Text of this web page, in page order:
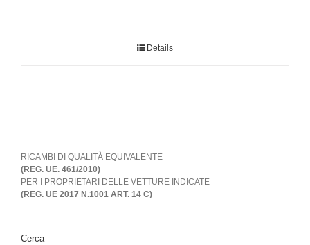
Details
RICAMBI DI QUALITÀ EQUIVALENTE
(REG. UE. 461/2010)
PER I PROPRIETARI DELLE VETTURE INDICATE
(REG. UE 2017 N.1001 ART. 14 C)
Cerca